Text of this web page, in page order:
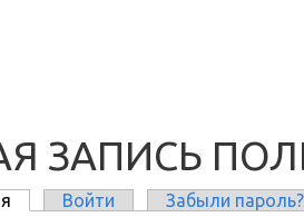
ЗАПИСЬ
(активная вкладка)
Войти Забыли пароль?